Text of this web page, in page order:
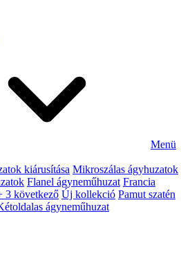
Menü
kiárusítása Mikroszálas ágyhuzatok
Flanel ágyneműhuzat Francia
3 következő Új kollekció Pamut szatén
ágyneműhuzat